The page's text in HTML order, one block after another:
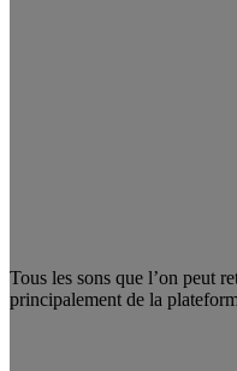
Tous les sons que l’on peut
principalement de la